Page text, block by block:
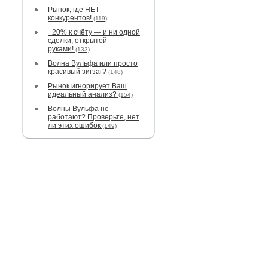
Рынок, где НЕТ
конкурентов! (119)
+20% к счёту — и ни одной
сделки, открытой
руками! (133)
Волна Вульфа или просто
красивый зигзаг? (148)
Рынок игнорирует Ваш
идеальный анализ? (154)
Волны Вульфа не
работают? Проверьте, нет
ли этих ошибок (149)